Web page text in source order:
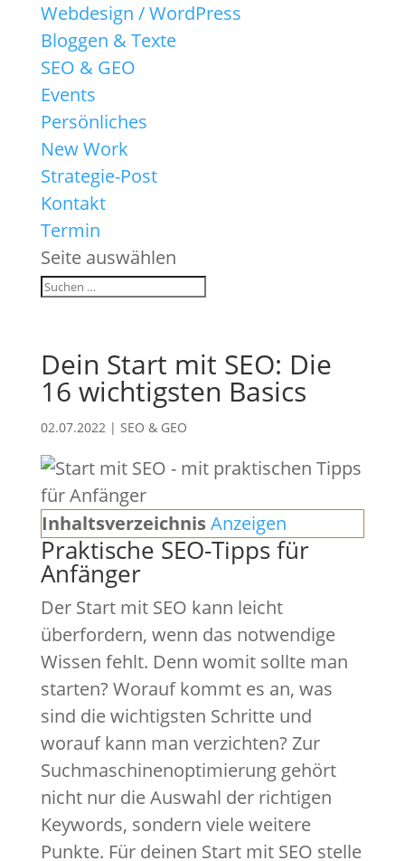
Webdesign / WordPress
Bloggen & Texte
SEO & GEO
Events
Persönliches
New Work
Strategie-Post
Kontakt
Termin
Seite auswählen
Dein Start mit SEO: Die
16 wichtigsten Basics
02.07.2022| SEO & GEO
InhaltsverzeichnisAnzeigen
Praktische SEO-Tipps für
Anfänger
Der Start mit SEO kann leicht
überfordern, wenn das notwendige
Wissen fehlt. Denn womit sollte man
starten? Worauf kommt es an, was
sind die wichtigsten Schritte und
worauf kann man verzichten? Zur
Suchmaschinenoptimierung gehört
nicht nur die Auswahl der richtigen
Keywords, sondern viele weitere
Punkte. Für deinen Start mit SEO stelle